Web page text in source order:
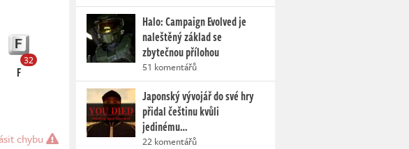
32
F
chybu
Halo: Campaign Evolved je
naleštěný základ se
zbytečnou přílohou
51 komentářů
Japonský vývojář do své hry
přidal češtinu kvůli
jedinému…
22 komentářů